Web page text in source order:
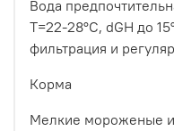
Вода
Т=22-28°С, dGH до
фильтрация и
Корма
Мелкие мороженые